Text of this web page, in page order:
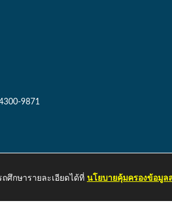
9871
ศึกษารายละเอียดได้ที่ นโยบายคุ้มครองข้อมูล